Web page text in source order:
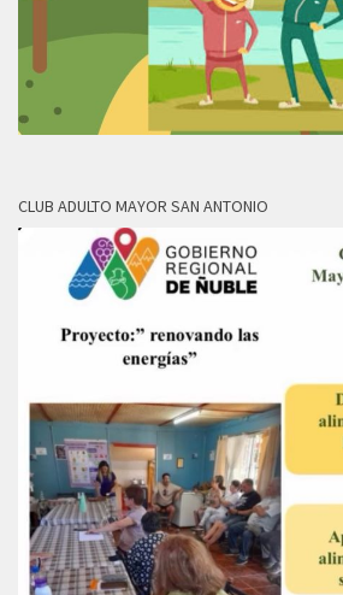
CLUB ADULTO MAYOR SAN ANTONIO